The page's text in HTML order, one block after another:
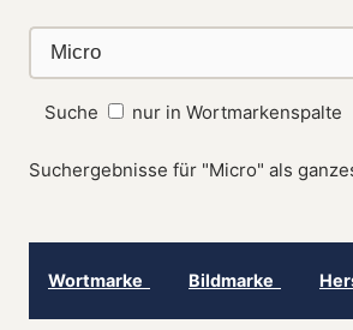
Suche nur in Wortmarkenspalte
Suchergebnisse für "Micro" als
Wortmarke Bildmarke